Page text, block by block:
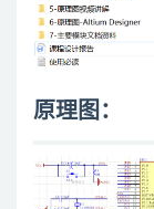
原理图：